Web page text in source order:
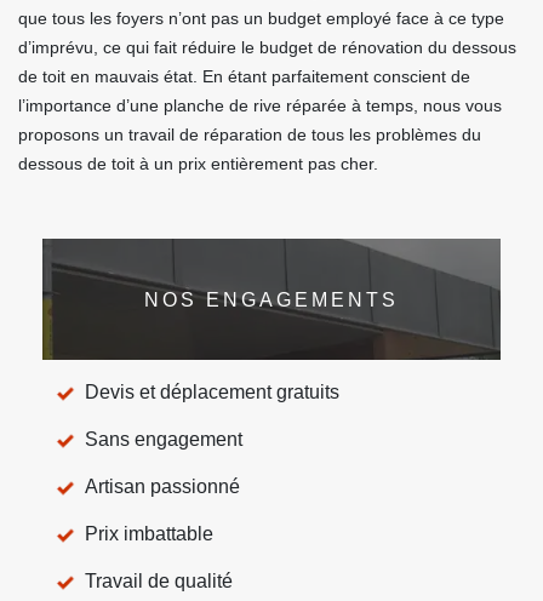
que tous les foyers n’ont pas un budget employé face à ce type
d’imprévu, ce qui fait réduire le budget de rénovation du dessous
de toit en mauvais état. En étant parfaitement conscient de
l’importance d’une planche de rive réparée à temps, nous vous
proposons un travail de réparation de tous les problèmes du
dessous de toit à un prix entièrement pas cher.
NOS ENGAGEMENTS
Devis et déplacement gratuits
Sans engagement
Artisan passionné
Prix imbattable
Travail de qualité